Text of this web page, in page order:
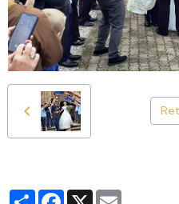
PartagerFacebook
X